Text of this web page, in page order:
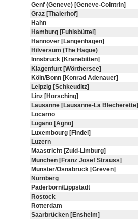
Genf (Geneve) [Geneve-Cointrin]
Graz [Thalerhof]
Hahn
Hamburg [Fuhlsbüttel]
Hannover [Langenhagen]
Hilversum (The Hague)
Innsbruck [Kranebitten]
Klagenfurt [Wörthersee]
Köln/Bonn [Konrad Adenauer]
Leipzig [Schkeuditz]
Linz [Horsching]
Lausanne [Lausanne-La Blecherette]
Locarno
Lugano [Agno]
Luxembourg [Findel]
Luzern
Maastricht [Zuid-Limburg]
München [Franz Josef Strauss]
Münster/Osnabrück [Greven]
Nürnberg
Paderborn/Lippstadt
Rostock
Rotterdam
Saarbrücken [Ensheim]